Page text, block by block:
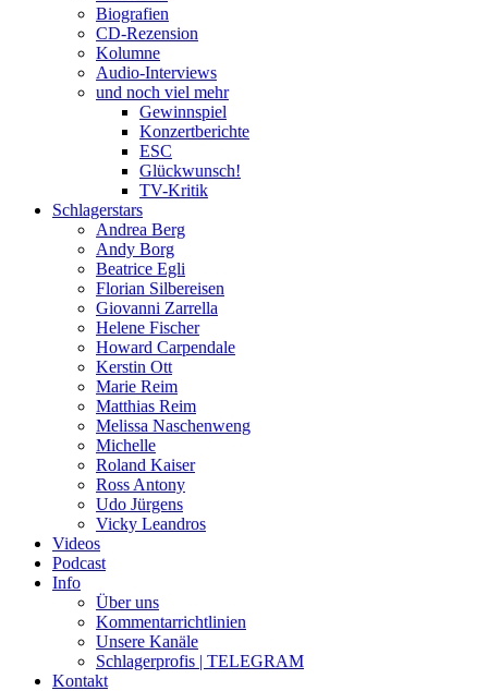
Biografien
CD-Rezension
Kolumne
Audio-Interviews
und noch viel mehr
Gewinnspiel
Konzertberichte
ESC
Glückwunsch!
TV-Kritik
Schlagerstars
Andrea Berg
Andy Borg
Beatrice Egli
Florian Silbereisen
Giovanni Zarrella
Helene Fischer
Howard Carpendale
Kerstin Ott
Marie Reim
Matthias Reim
Melissa Naschenweng
Michelle
Roland Kaiser
Ross Antony
Udo Jürgens
Vicky Leandros
Videos
Podcast
Info
Über uns
Kommentarrichtlinien
Unsere Kanäle
Schlagerprofis | TELEGRAM
Kontakt